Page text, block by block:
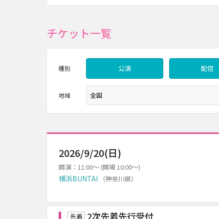
チケット一覧
種別 公演 配信
地域
2026/9/20(日)
開演：11:00～ (開場 10:00～)
横浜BUNTAI （神奈川県）
先着 2次先着先行受付